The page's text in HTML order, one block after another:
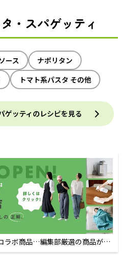
・スパゲッティ
ース
ナポリタン
トマト系パスタ その他
ゲッティのレシピを見る
ラボ商品…編集部厳選の商品が買